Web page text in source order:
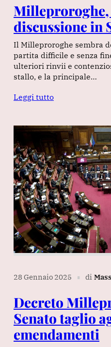
Milleproroghe,
discussione in
Il Milleproroghe sembra
partita difficile e senza
ulteriori rinvii e
stallo, e la principale…
Leggi tutto
28 Gennaio 2025 ∎ di
Decreto
Senato taglio
emendamenti